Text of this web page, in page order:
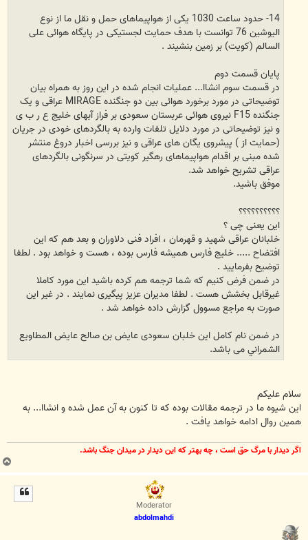
14- حدود ساعت 1030 یکی از هواپیماهای حمل و نقل ما از نوع
الیوشین 76 توانست با هدف حمایت لجستیکی در پایگاه هوائی علی
السالم (کویت) بر زمین بنشیند .
پایان قسمت دوم
در قسمت سوم انشاا... عملیات انجام شده در این روز به همراه بیان
توضیحاتی در مورد برخورد هوائی بین دو جنگنده MIRAGE عراقی و یک
جنگنده F15 نیروی هوائی عربستان سعودی بر فراز آبهای خلیج ع ر ب ی
و نیز توضیحاتی در مورد دلایل تلفات وارده به بالگردهای خودی در جریان
(حمایت از ) پیشروی یگان های عراقی و نیز بررسی اخبار دروغ منتشر
شده مبنی بر اقدام هواپیماهای رهگیر کویتی در سرنگونی بالگردهای
عراقی تشریح خواهد شد.
موفق باشید.
؟؟؟؟؟؟؟؟؟؟
این یعنی چی ؟
خلبانان عراقی شهید و قهرمان ، افراد فنی دلاوران و بعد هم که این
افتضاح ..... خلیج فارس همیشه فارس بوده ، هست و خواهد بود . لطفا
توضیح بفرمایید .
در ضمن فرض کنیم که شما ترجمه هم کرده باشید این مورد کاملا
غیرقابل بخشش هست . لطفا مدیران عزیز پیگیری نمایند . در غیر این
صورت به مراجع مسوول گزارش داده خواهد شد .
در ضمن نام کامل این خلبان سعودی عايض بن صالح عايض المطاويع
الشمراني می باشد.
سلام علیکم
این شیوه ما در ترجمه مقالات بوده که تا کنون به آن عمل شده و انشاا... به
همین روال ادامه خواهد یافت .
اگر ديدار با مرگ حق است ، چه بهتر كه اين ديدار در ميدان جنگ باشد.
ب
ا
Moderator
abdolmahdi